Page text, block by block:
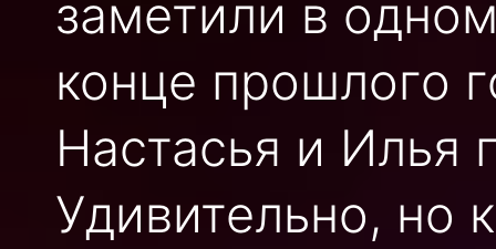
заметили в
конце прошлого
Настасья и Илья
Удивительно, но